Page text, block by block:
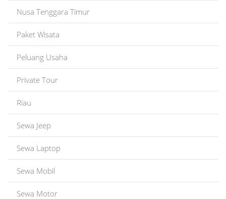
Nusa Tenggara Timur
Paket Wisata
Peluang Usaha
Private Tour
Riau
Sewa Jeep
Sewa Laptop
Sewa Mobil
Sewa Motor